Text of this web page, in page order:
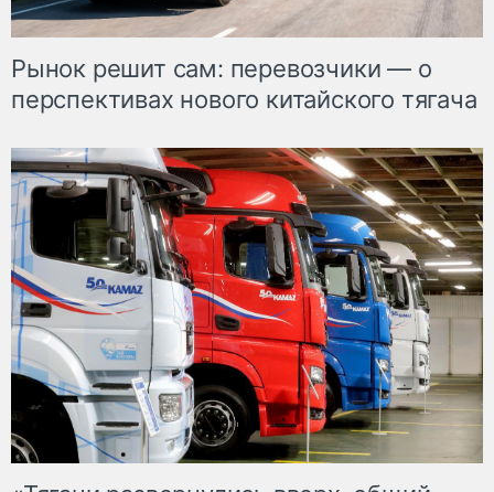
Рынок решит сам: перевозчики — о
перспективах нового китайского тягача